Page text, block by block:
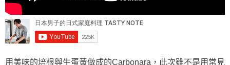
用美味的培根與生蛋黃做成的Carbonara，此次雖不是用常見